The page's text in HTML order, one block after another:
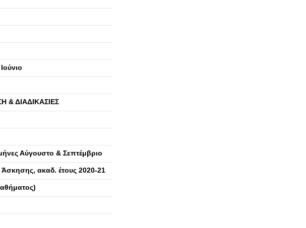
ΔΙΑΔΙΚΑΣΙΕΣ
Αύγουστο & Σεπτέμβριο
ακαδ. έτους 2020-21